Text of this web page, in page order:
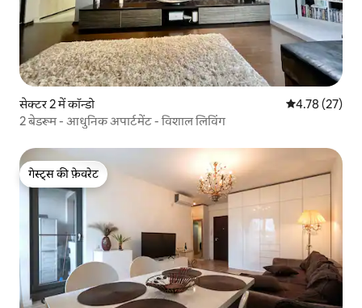
सेक्टर 2 में कॉन्डो औसत रेटिंग 5 में
4.78 (27)
2 बेडरूम - आधुनिक अपार्टमेंट - विशाल लिविंग
गेस्ट्स की फ़ेवरेट
गेस्ट्स की फ़ेवरेट